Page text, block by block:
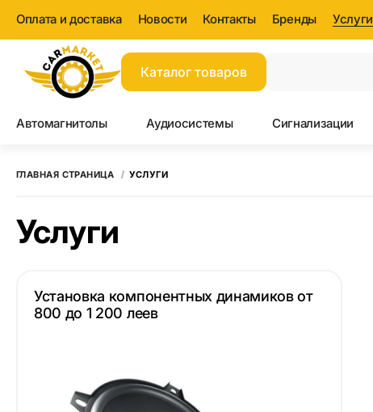
Оплата и доставка Новости Контакты Бренды Услуги
Каталог товаров
Автомагнитолы Аудиосистемы Сигнализации
ГЛАВНАЯ СТРАНИЦА УСЛУГИ
Услуги
Установка компонентных динамиков от
800 до 1 200 леев